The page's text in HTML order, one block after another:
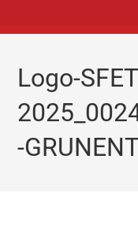
Logo-
-